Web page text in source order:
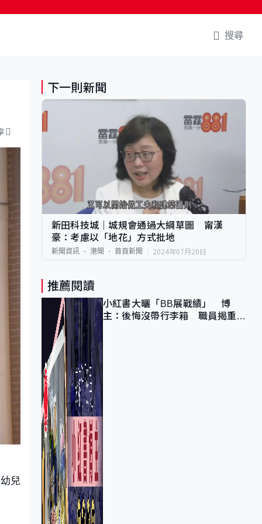
搜尋
兒
下一則新聞
新田科技城｜城規會通過大綱草圖 甯漢
豪：考慮以「地花」方式批地
新聞資訊 港聞 首頁新聞 2024年07月20日
推薦閱讀
小紅書大曬「BB展戰績」 博
主：後悔沒帶行李箱 職員揭重複